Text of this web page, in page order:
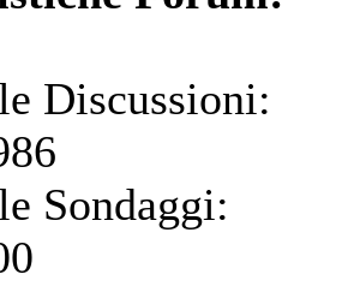
Discussioni:
Sondaggi: